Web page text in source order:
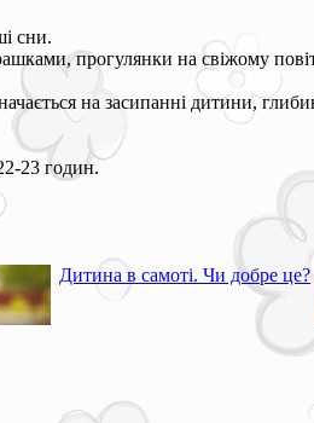
сни.
прогулянки на свіжому
на засипанні дитини,
23 годин.
Дитина в самоті. Чи добре це?